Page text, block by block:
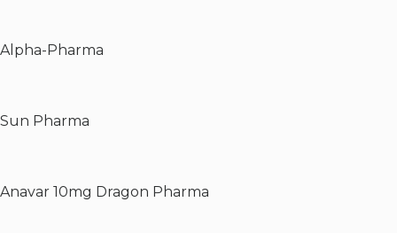
Alpha-Pharma
Sun Pharma
Anavar 10mg Dragon Pharma